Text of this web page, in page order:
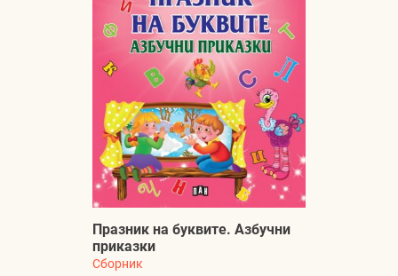
Празник на буквите. Азбучни
приказки
Сборник